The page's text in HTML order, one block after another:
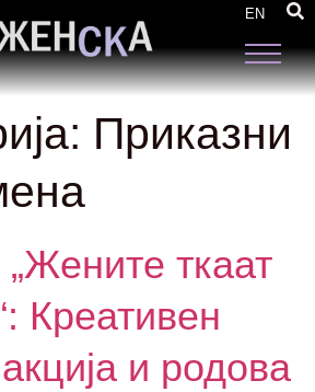
EN
Приказни
ткаат
Креативен
и родова